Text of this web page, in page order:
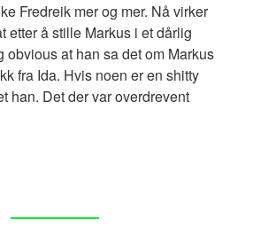
Fredreik mer og mer. Nå virker
etter å stille Markus i et dårlig
obvious at han sa det om Markus
fra Ida. Hvis noen er en shitty
han. Det der var overdrevent